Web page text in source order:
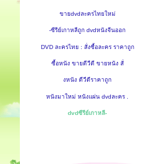
ขายdvdละครไทยใหม่
-ซีรีย์เกาหลีถูก dvdหนังจีนออก
DVD ละครไทย : สั่งซื้อละคร ราคาถูก
ซื้อหนัง ขายดีวีดี ขายหนัง สั่
งหนัง ดีวีดีราคาถูก
หนังมาใหม่ หนังแผ่น dvdละคร .
dvdซีรีย์เกาหลี-